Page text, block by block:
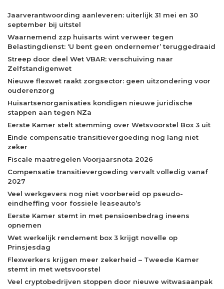
Jaarverantwoording aanleveren: uiterlijk 31 mei en 30
september bij uitstel
Waarnemend zzp huisarts wint verweer tegen
Belastingdienst: ‘U bent geen ondernemer’ teruggedraaid
Streep door deel Wet VBAR: verschuiving naar
Zelfstandigenwet
Nieuwe flexwet raakt zorgsector: geen uitzondering voor
ouderenzorg
Huisartsenorganisaties kondigen nieuwe juridische
stappen aan tegen NZa
Eerste Kamer stelt stemming over Wetsvoorstel Box 3 uit
Einde compensatie transitievergoeding nog lang niet
zeker
Fiscale maatregelen Voorjaarsnota 2026
Compensatie transitievergoeding vervalt volledig vanaf
2027
Veel werkgevers nog niet voorbereid op pseudo-
eindheffing voor fossiele leaseauto’s
Eerste Kamer stemt in met pensioenbedrag ineens
opnemen
Wet werkelijk rendement box 3 krijgt novelle op
Prinsjesdag
Flexwerkers krijgen meer zekerheid – Tweede Kamer
stemt in met wetsvoorstel
Veel cryptobedrijven stoppen door nieuwe witwasaanpak